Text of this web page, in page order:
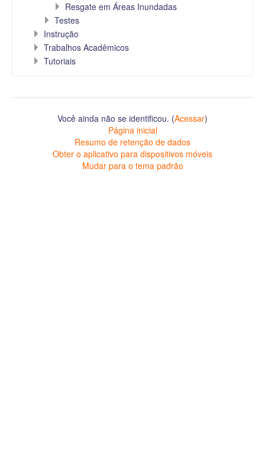
Resgate em Áreas Inundadas
Testes
Instrução
Trabalhos Acadêmicos
Tutoriais
Você ainda não se identificou. (Acessar)
Página inicial
Resumo de retenção de dados
Obter o aplicativo para dispositivos móveis
Mudar para o tema padrão